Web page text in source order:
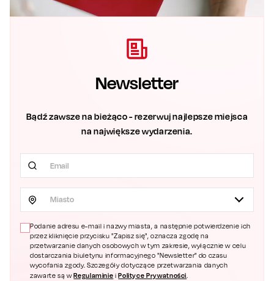
Newsletter
Bądź zawsze na bieżąco - rezerwuj najlepsze miejsca
na największe wydarzenia.
Miasto
Podanie adresu e-mail i nazwy miasta, a następnie potwierdzenie ich
przez kliknięcie przycisku "Zapisz się", oznacza zgodę na
przetwarzanie danych osobowych w tym zakresie, wyłącznie w celu
dostarczania biuletynu informacyjnego "Newsletter" do czasu
wycofania zgody. Szczegóły dotyczące przetwarzania danych
zawarte są wRegulaminie i Polityce Prywatności.